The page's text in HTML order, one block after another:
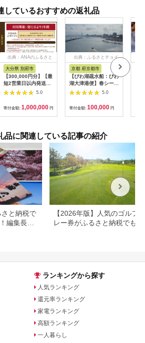
しているおすすめの返礼品
出典：ANAのふるさと
大分県 別府市
【300,000円分】【最
短2営業日以内発送】
別府市内の旅館やホテ
ルで使用できる宿泊補
助券 楽しい旅の思い
出を！ 宿泊券 大分県
別府市 3000円 15000
円 30万円 ホテル 旅
館 温泉 旅行 観光 ト
ケット クーポン 宿泊
お泊り 別府温泉 別府
観光 地獄めぐり 旅 お
すすめ 人気 体験型 節
約_B030-007
5.0
寄付金額: 1,000,000 円
出典：ふるさとチョイ
京都 府京都市
【びわ湖疏水船：びわ
湖大津港便】春シーズ
ン先行予約権（２名様
分の乗船予約の権利）
5.0
寄付金額: 100,000 円
品に関連している記事の紹介
さと納税で
編集長お
【2026年版】人気のゴルフ
レー券がふるさと納税でもら
ランキングから探す
人気ランキング
還元率ランキング
家電ランキング
高額ランキング
一人暮らし